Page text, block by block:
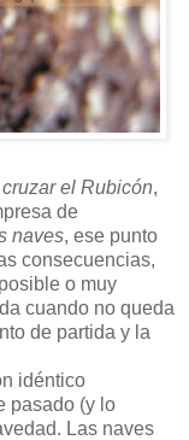
cruzar el Rubicón,
de
naves, ese punto
consecuencias,
o muy
cuando no queda
de partida y la
idéntico
pasado (y lo
Las naves